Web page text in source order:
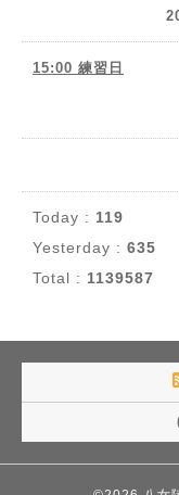
15:00 練習日
Today : 119
Yesterday : 635
Total : 1139587